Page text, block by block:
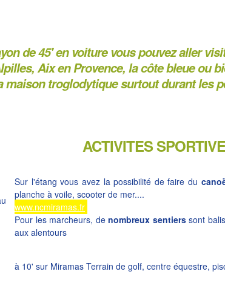
de 45' en voiture vous pouvez aller
, Aix en Provence, la côte bleue ou
maison troglodytique surtout durant les
ACTIVITES
Sur l'étang vous avez la possibilité de faire du
planche à voile, scooter de mer....
www.ncmiramas.fr
Pour les marcheurs, denombreux sentierssont
aux alentours
à 10' sur Miramas Terrain de golf, centre équestre,